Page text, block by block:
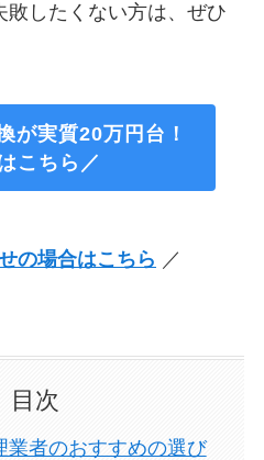
敗したくない方は、ぜひ
が実質20万円台！
こちら／
の場合はこちら ／
目次
業者のおすすめの選び